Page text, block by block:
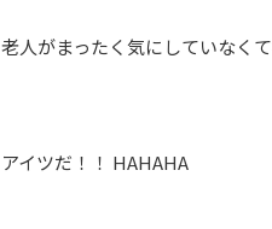
老人がまったく気にしていなく
アイツだ！！ HAHAHA